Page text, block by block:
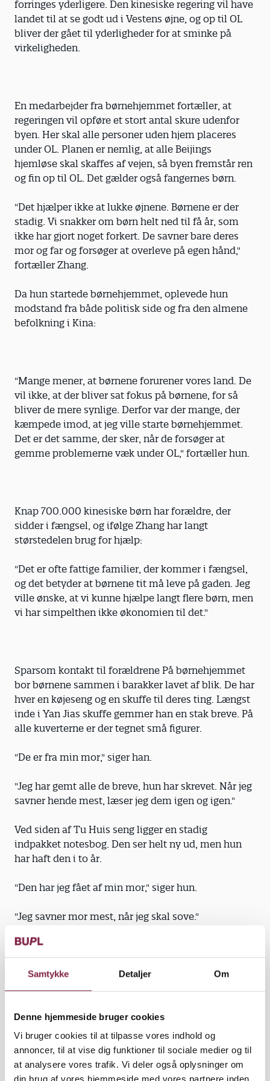
Samtykke Detaljer Om
Denne hjemmeside bruger cookies
Vi bruger cookies til at tilpasse vores indhold og
annoncer, til at vise dig funktioner til sociale medier og til
at analysere vores trafik. Vi deler også oplysninger om
din brug af vores hjemmeside med vores partnere inden
forringes yderligere. Den kinesiske regering vil have
landet til at se godt ud i Vestens øjne, og op til OL
bliver der gået til yderligheder for at sminke på
virkeligheden.
En medarbejder fra børnehjemmet fortæller, at
regeringen vil opføre et stort antal skure udenfor
byen. Her skal alle personer uden hjem placeres
under OL. Planen er nemlig, at alle Beijings
hjemløse skal skaffes af vejen, så byen fremstår ren
og fin op til OL. Det gælder også fangernes børn.
"Det hjælper ikke at lukke øjnene. Børnene er der
stadig. Vi snakker om børn helt ned til få år, som
ikke har gjort noget forkert. De savner bare deres
mor og far og forsøger at overleve på egen hånd,"
fortæller Zhang.
Da hun startede børnehjemmet, oplevede hun
modstand fra både politisk side og fra den almene
befolkning i Kina:
"Mange mener, at børnene forurener vores land. De
vil ikke, at der bliver sat fokus på børnene, for så
bliver de mere synlige. Derfor var der mange, der
kæmpede imod, at jeg ville starte børnehjemmet.
Det er det samme, der sker, når de forsøger at
gemme problemerne væk under OL," fortæller hun.
Knap 700.000 kinesiske børn har forældre, der
sidder i fængsel, og ifølge Zhang har langt
størstedelen brug for hjælp:
"Det er ofte fattige familier, der kommer i fængsel,
og det betyder at børnene tit må leve på gaden. Jeg
ville ønske, at vi kunne hjælpe langt flere børn, men
vi har simpelthen ikke økonomien til det."
Sparsom kontakt til forældrene På børnehjemmet
bor børnene sammen i barakker lavet af blik. De har
hver en køjeseng og en skuffe til deres ting. Længst
inde i Yan Jias skuffe gemmer han en stak breve. På
alle kuverterne er der tegnet små figurer.
"De er fra min mor," siger han.
"Jeg har gemt alle de breve, hun har skrevet. Når jeg
savner hende mest, læser jeg dem igen og igen."
Ved siden af Tu Huis seng ligger en stadig
indpakket notesbog. Den ser helt ny ud, men hun
har haft den i to år.
"Den har jeg fået af min mor," siger hun.
"Jeg savner mor mest, når jeg skal sove."
Tu Hui lyser op i et smil og siger så: "Min mor er
meget smuk."
Børnene har kun sparsom kontakt til deres forældre.
Normalt må børn ikke besøge deres forældre i
fængslet, men det er lykkedes for Zhang at få
tilladelse til, at børnene må besøge dem cirka en
gang om året. Børnene har fået, hvad der svarer til